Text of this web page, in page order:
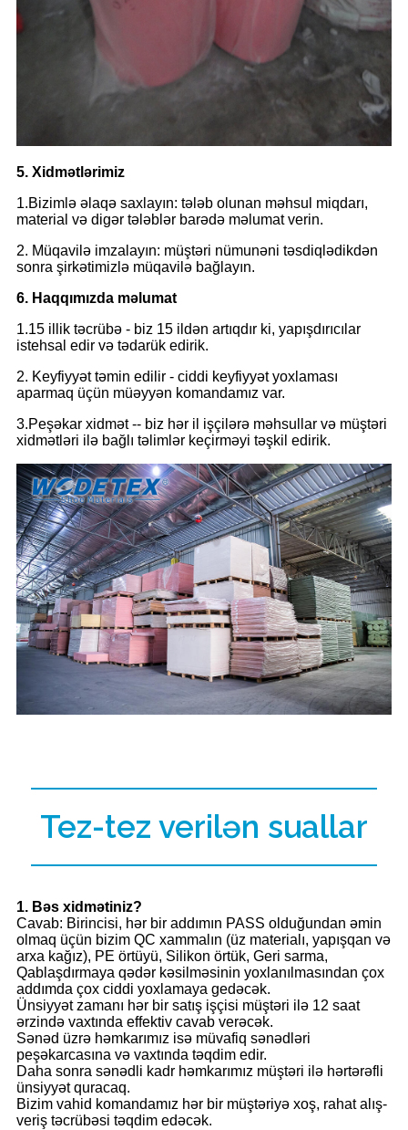
5. Xidmətlərimiz
1.Bizimlə əlaqə saxlayın: tələb olunan məhsul miqdarı,
material və digər tələblər barədə məlumat verin.
2. Müqavilə imzalayın: müştəri nümunəni təsdiqlədikdən
sonra şirkətimizlə müqavilə bağlayın.
6. Haqqımızda məlumat
1.15 illik təcrübə - biz 15 ildən artıqdır ki, yapışdırıcılar
istehsal edir və tədarük edirik.
2. Keyfiyyət təmin edilir - ciddi keyfiyyət yoxlaması
aparmaq üçün müəyyən komandamız var.
3.Peşəkar xidmət -- biz hər il işçilərə məhsullar və müştəri
xidmətləri ilə bağlı təlimlər keçirməyi təşkil edirik.
Tez-tez verilən suallar
1. Bəs xidmətiniz?
Cavab: Birincisi, hər bir addımın PASS olduğundan əmin
olmaq üçün bizim QC xammalın (üz materialı, yapışqan və
arxa kağız), PE örtüyü, Silikon örtük, Geri sarma,
Qablaşdırmaya qədər kəsilməsinin yoxlanılmasından çox
addımda çox ciddi yoxlamaya gedəcək.
Ünsiyyət zamanı hər bir satış işçisi müştəri ilə 12 saat
ərzində vaxtında effektiv cavab verəcək.
Sənəd üzrə həmkarımız isə müvafiq sənədləri
peşəkarcasına və vaxtında təqdim edir.
Daha sonra sənədli kadr həmkarımız müştəri ilə hərtərəfli
ünsiyyət quracaq.
Bizim vahid komandamız hər bir müştəriyə xoş, rahat alış-
veriş təcrübəsi təqdim edəcək.